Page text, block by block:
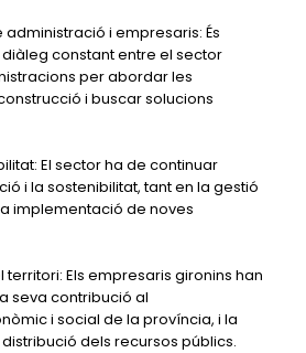
i empresaris: És
constant entre el sector
per abordar les
i buscar solucions
El sector ha de continuar
i la sostenibilitat, tant en la gestió
implementació de noves
Els empresaris gironins han
seva contribució al
i social de la província, i la
dels recursos públics.